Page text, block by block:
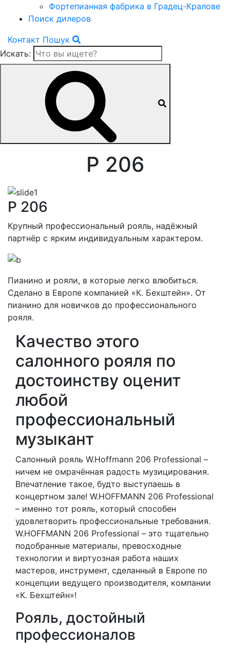
Фортепианная фабрика в Градец-Кралове
Поиск дилеров
Контакт Пошук
Искать:
P 206
P 206
Крупный профессиональный рояль, надёжный
партнёр с ярким индивидуальным характером.
Пианино и рояли, в которые легко влюбиться.
Сделано в Европе компанией «К. Бехштейн». От
пианино для новичков до профессионального
рояля.
Качество этого
салонного рояля по
достоинству оценит
любой
профессиональный
музыкант
Салонный рояль W.Hoffmann 206 Professional –
ничем не омрачённая радость музицирования.
Впечатление такое, будто выступаешь в
концертном зале! W.HOFFMANN 206 Professional
– именно тот рояль, который способен
удовлетворить профессиональные требования.
W.HOFFMANN 206 Professional – это тщательно
подобранные материалы, превосходные
технологии и виртуозная работа наших
мастеров, инструмент, сделанный в Европе по
концепции ведущего производителя, компании
«К. Бехштейн»!
Рояль, достойный
профессионалов